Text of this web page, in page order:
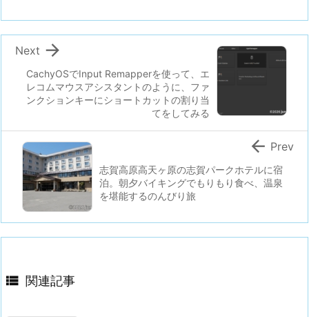
CachyOSでInput Remapperを使って、エ
レコムマウスアシスタントのように、ファ
ンクションキーにショートカットの割り当
てをしてみる

Next
志賀高原高天ヶ原の志賀パークホテルに宿
泊。朝夕バイキングでもりもり食べ、温泉
を堪能するのんびり旅
 Prev
 関連記事